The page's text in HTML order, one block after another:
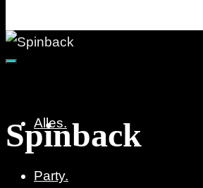
Alles.
Party.
Spinback